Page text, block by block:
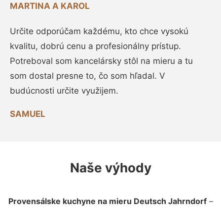
MARTINA A KAROL
Určite odporúčam každému, kto chce vysokú
kvalitu, dobrú cenu a profesionálny prístup.
Potreboval som kancelársky stôl na mieru a tu
som dostal presne to, čo som hľadal. V
budúcnosti určite využijem.
SAMUEL
Naše výhody
Provensálske kuchyne na mieru Deutsch Jahrndorf–